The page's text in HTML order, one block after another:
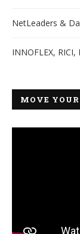
NetLeaders &
INNOFLEX, RICI,
MOVE YOUR